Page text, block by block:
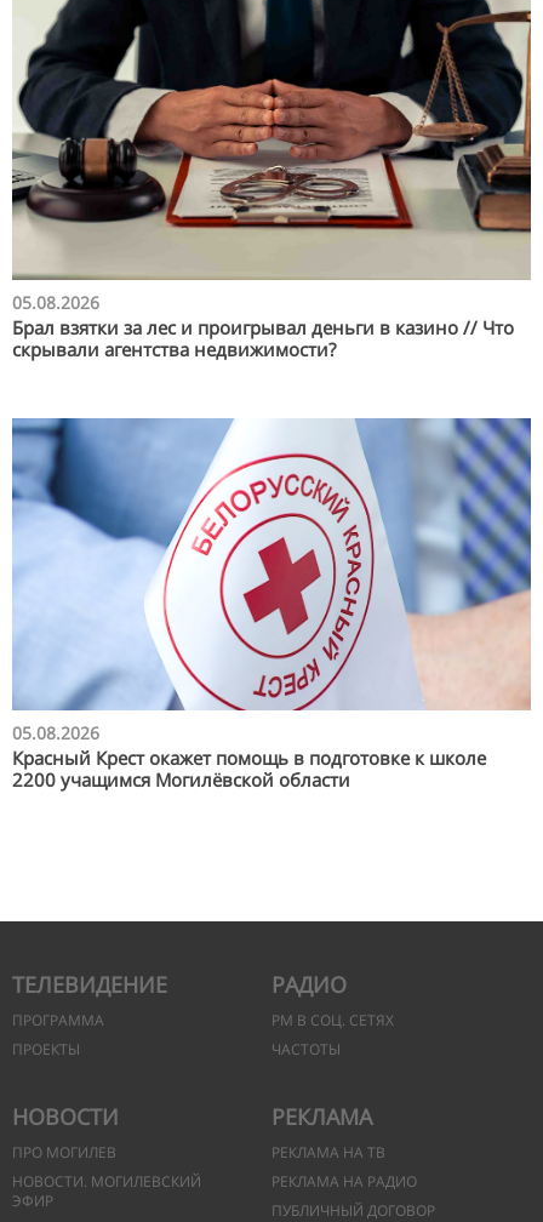
05.08.2026
Брал взятки за лес и проигрывал деньги в казино // Что
скрывали агентства недвижимости?
05.08.2026
Красный Крест окажет помощь в подготовке к школе
2200 учащимся Могилёвской области
ТЕЛЕВИДЕНИЕ
ПРОГРАММА
ПРОЕКТЫ
РАДИО
РМ В СОЦ. СЕТЯХ
ЧАСТОТЫ
НОВОСТИ
ПРО МОГИЛЕВ
НОВОСТИ. МОГИЛЕВСКИЙ
ЭФИР
РЕКЛАМА
РЕКЛАМА НА ТВ
РЕКЛАМА НА РАДИО
ПУБЛИЧНЫЙ ДОГОВОР